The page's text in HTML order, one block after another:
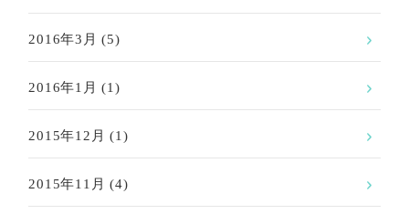
2016年3月 (5)
2016年1月 (1)
2015年12月 (1)
2015年11月 (4)